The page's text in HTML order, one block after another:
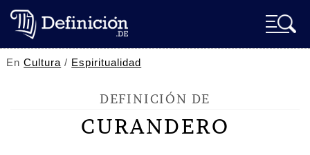
EnCultura / Espiritualidad
DEFINICIÓN DE
CURANDERO